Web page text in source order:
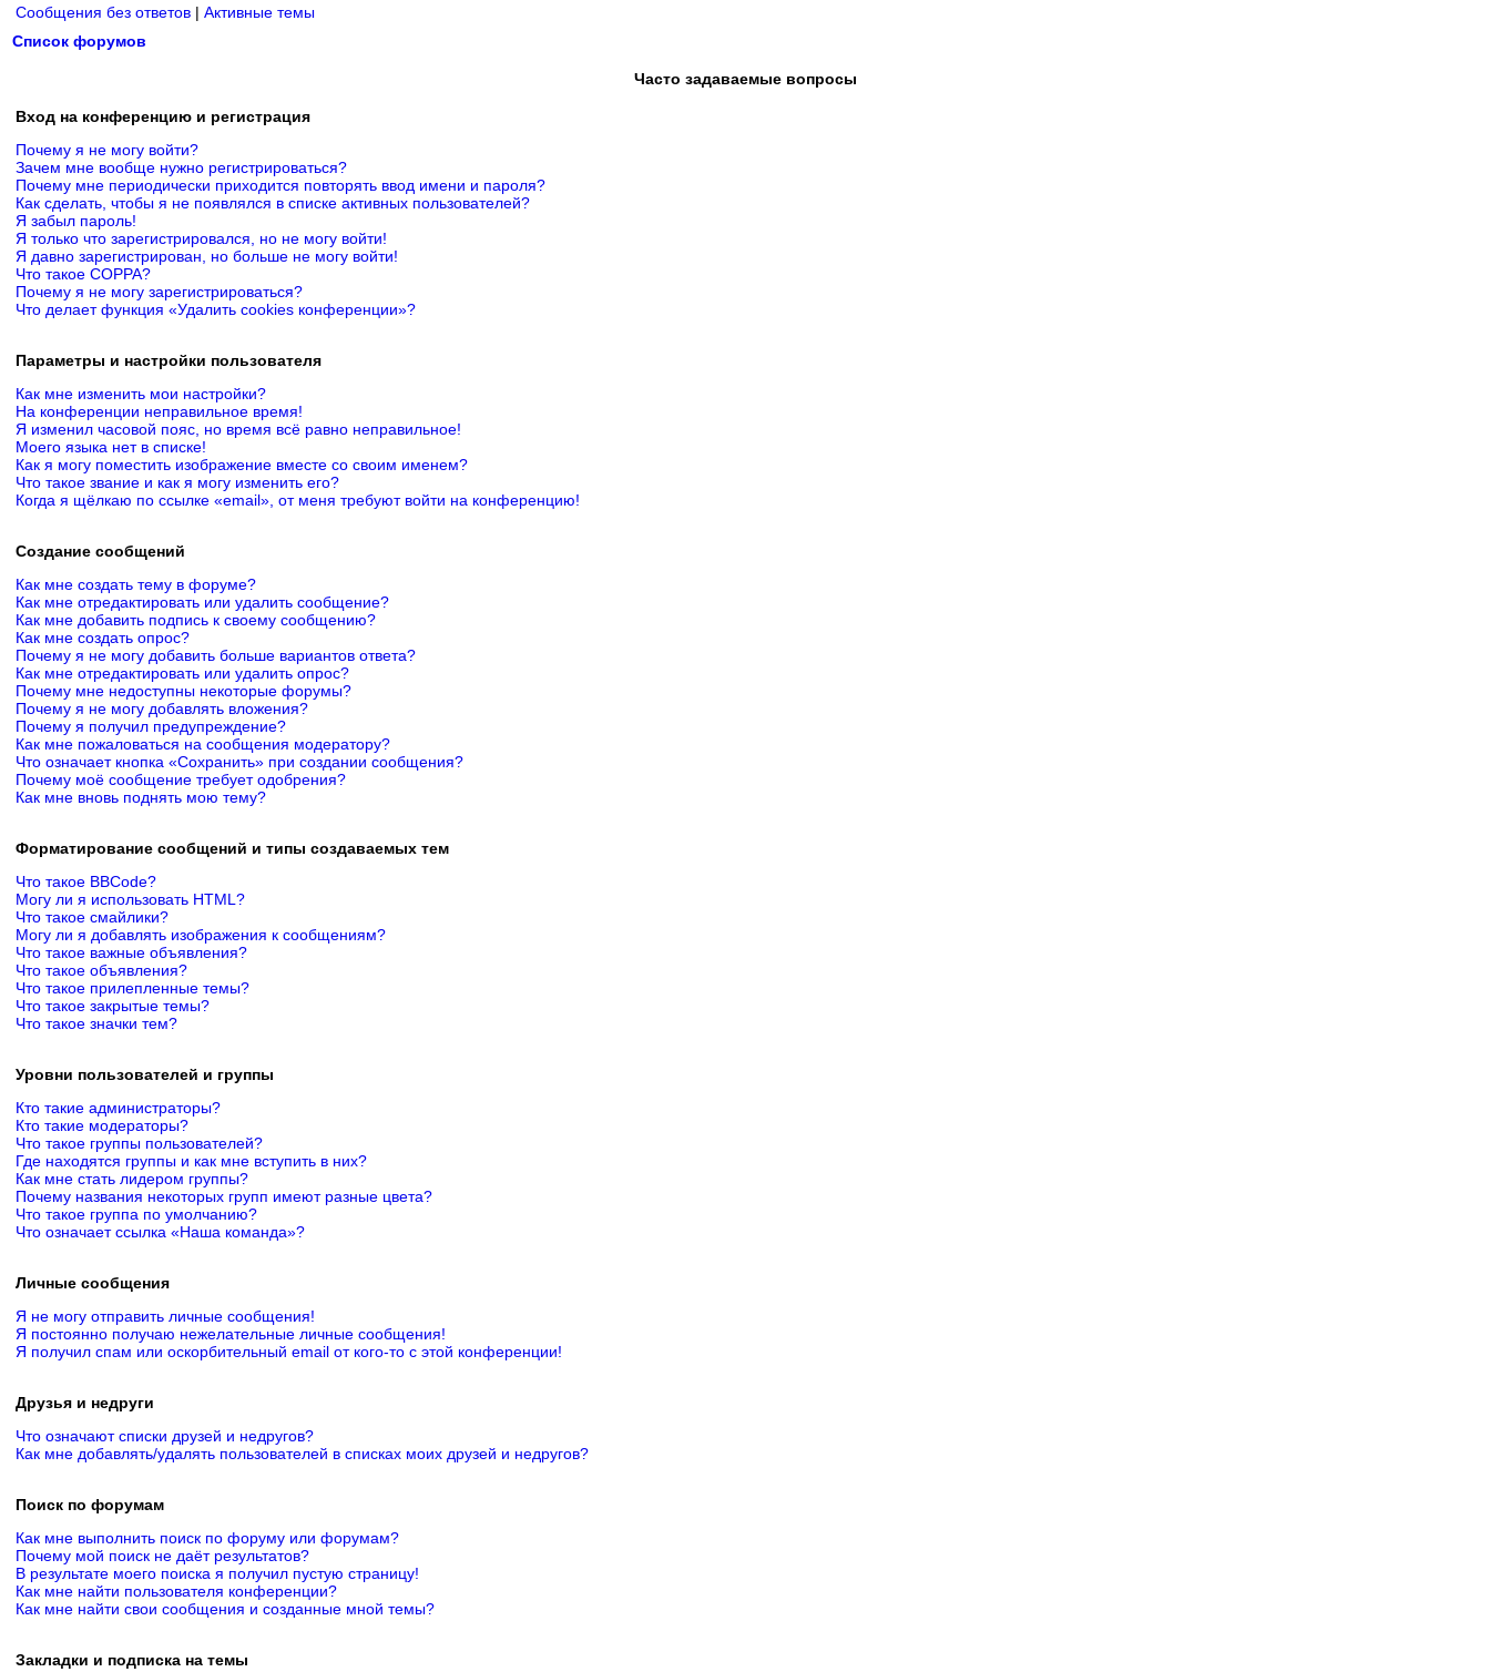
Сообщения без ответов | Активные темы
Список форумов
Часто задаваемые вопросы
Вход на конференцию и регистрация
Почему я не могу войти?
Зачем мне вообще нужно регистрироваться?
Почему мне периодически приходится повторять ввод имени и пароля?
Как сделать, чтобы я не появлялся в списке активных пользователей?
Я забыл пароль!
Я только что зарегистрировался, но не могу войти!
Я давно зарегистрирован, но больше не могу войти!
Что такое COPPA?
Почему я не могу зарегистрироваться?
Что делает функция «Удалить cookies конференции»?
Параметры и настройки пользователя
Как мне изменить мои настройки?
На конференции неправильное время!
Я изменил часовой пояс, но время всё равно неправильное!
Моего языка нет в списке!
Как я могу поместить изображение вместе со своим именем?
Что такое звание и как я могу изменить его?
Когда я щёлкаю по ссылке «email», от меня требуют войти на конференцию!
Создание сообщений
Как мне создать тему в форуме?
Как мне отредактировать или удалить сообщение?
Как мне добавить подпись к своему сообщению?
Как мне создать опрос?
Почему я не могу добавить больше вариантов ответа?
Как мне отредактировать или удалить опрос?
Почему мне недоступны некоторые форумы?
Почему я не могу добавлять вложения?
Почему я получил предупреждение?
Как мне пожаловаться на сообщения модератору?
Что означает кнопка «Сохранить» при создании сообщения?
Почему моё сообщение требует одобрения?
Как мне вновь поднять мою тему?
Форматирование сообщений и типы создаваемых тем
Что такое BBCode?
Могу ли я использовать HTML?
Что такое смайлики?
Могу ли я добавлять изображения к сообщениям?
Что такое важные объявления?
Что такое объявления?
Что такое прилепленные темы?
Что такое закрытые темы?
Что такое значки тем?
Уровни пользователей и группы
Кто такие администраторы?
Кто такие модераторы?
Что такое группы пользователей?
Где находятся группы и как мне вступить в них?
Как мне стать лидером группы?
Почему названия некоторых групп имеют разные цвета?
Что такое группа по умолчанию?
Что означает ссылка «Наша команда»?
Личные сообщения
Я не могу отправить личные сообщения!
Я постоянно получаю нежелательные личные сообщения!
Я получил спам или оскорбительный email от кого-то с этой конференции!
Друзья и недруги
Что означают списки друзей и недругов?
Как мне добавлять/удалять пользователей в списках моих друзей и недругов?
Поиск по форумам
Как мне выполнить поиск по форуму или форумам?
Почему мой поиск не даёт результатов?
В результате моего поиска я получил пустую страницу!
Как мне найти пользователя конференции?
Как мне найти свои сообщения и созданные мной темы?
Закладки и подписка на темы